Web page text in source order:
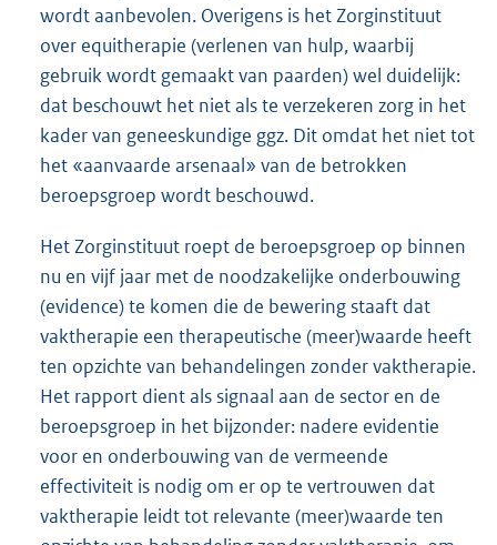
wordt aanbevolen. Overigens is het Zorginstituut
over equitherapie (verlenen van hulp, waarbij
gebruik wordt gemaakt van paarden) wel duidelijk:
dat beschouwt het niet als te verzekeren zorg in het
kader van geneeskundige ggz. Dit omdat het niet tot
het «aanvaarde arsenaal» van de betrokken
beroepsgroep wordt beschouwd.
Het Zorginstituut roept de beroepsgroep op binnen
nu en vijf jaar met de noodzakelijke onderbouwing
(evidence) te komen die de bewering staaft dat
vaktherapie een therapeutische (meer)waarde heeft
ten opzichte van behandelingen zonder vaktherapie.
Het rapport dient als signaal aan de sector en de
beroepsgroep in het bijzonder: nadere evidentie
voor en onderbouwing van de vermeende
effectiviteit is nodig om er op te vertrouwen dat
vaktherapie leidt tot relevante (meer)waarde ten